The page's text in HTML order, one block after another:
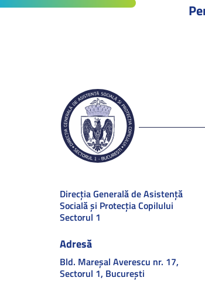
Direcţia Generală de Asistenţă
Socială şi Protecţia Copilului
Sectorul 1
Adresă
Bld. Mareşal Averescu nr. 17,
Sectorul 1, Bucureşti